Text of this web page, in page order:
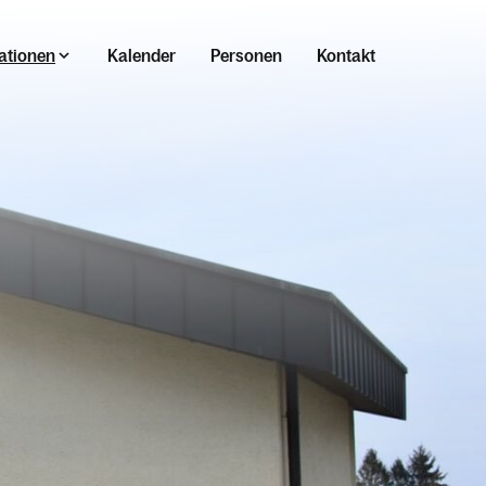
Kalender Personen Kontakt